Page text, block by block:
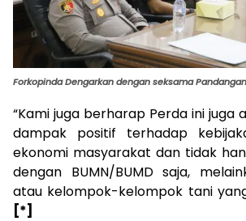
Forkopinda Dengarkan dengan seksama
“Kami juga berharap Perda ini juga
dampak positif terhadap
ekonomi masyarakat dan tidak
dengan BUMN/BUMD saja,
atau kelompok-kelompok tani
[*]